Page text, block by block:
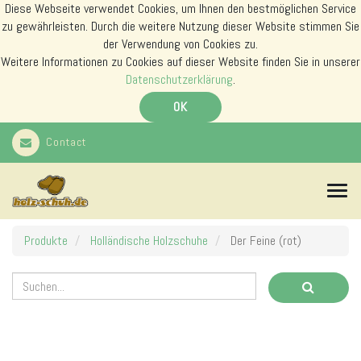
Diese Webseite verwendet Cookies, um Ihnen den bestmöglichen Service
zu gewährleisten. Durch die weitere Nutzung dieser Website stimmen Sie
der Verwendung von Cookies zu.
Weitere Informationen zu Cookies auf dieser Website finden Sie in unserer
Datenschutzerklärung.
OK
Contact
N
v
Produkte Holländische Holzschuhe Der Feine (rot)